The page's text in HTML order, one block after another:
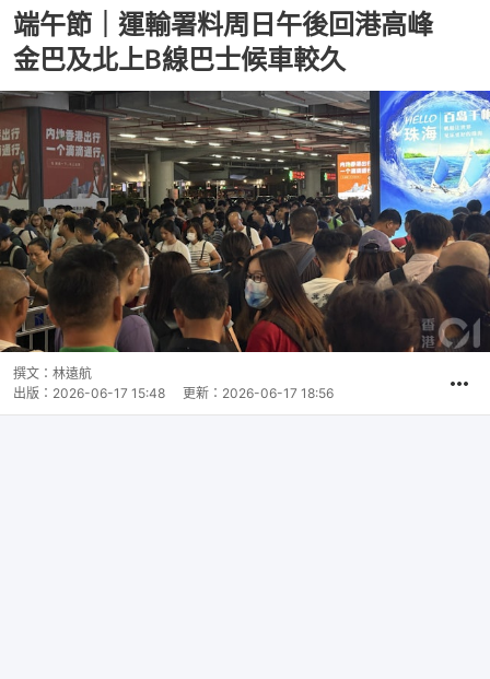
端午節｜運輸署料周日午後回港高峰
金巴及北上B線巴士候車較久
撰文： 林遠航
出版： 2026-06-17 15:48 更新： 2026-06-17 18:56